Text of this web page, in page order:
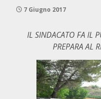
7 Giugno 2017
IL SINDACATO FA IL
PREPARA AL